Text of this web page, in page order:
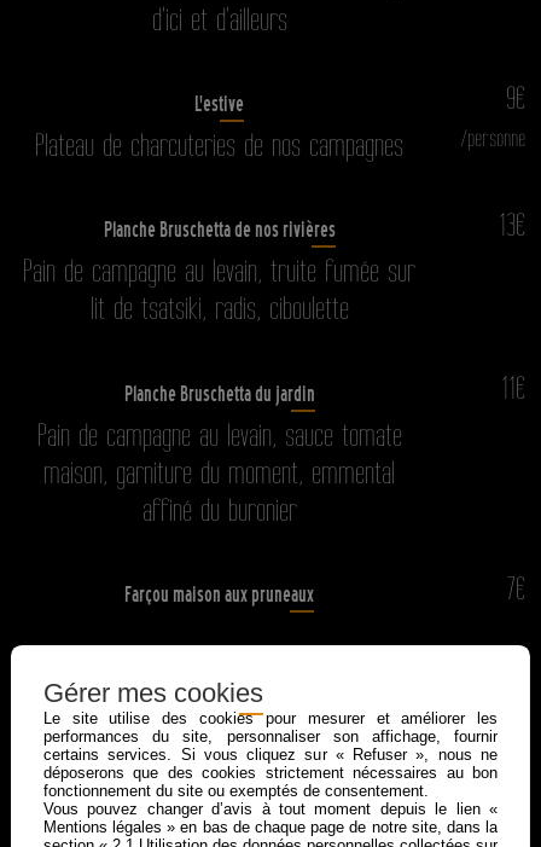
d'ici et d'ailleurs
L'estive
Plateau de charcuteries de nos campagnes
9€
/personne
Planche Bruschetta de nos rivières
Pain de campagne au levain, truite fumée sur
lit de tsatsiki, radis, ciboulette
13€
Planche Bruschetta du jardin
Pain de campagne au levain, sauce tomate
maison, garniture du moment, emmental
affiné du buronier
11€
Farçou maison aux pruneaux 7€
Bol de salade
Bol de frites maison
Gérer mes cookies
Le site utilise des cookies pour mesurer et améliorer les
performances du site, personnaliser son affichage, fournir
certains services. Si vous cliquez sur « Refuser », nous ne
déposerons que des cookies strictement nécessaires au bon
fonctionnement du site ou exemptés de consentement.
Vous pouvez changer d’avis à tout moment depuis le lien «
Mentions légales » en bas de chaque page de notre site, dans la